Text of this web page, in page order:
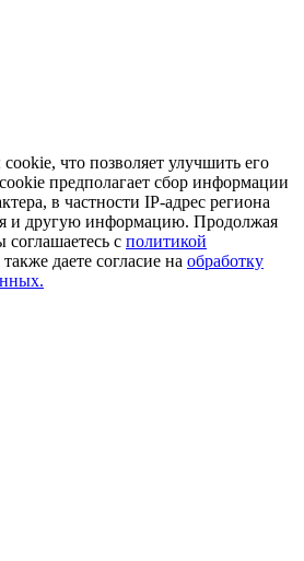
что позволяет улучшить его
предполагает сбор информации
в частности IP-адрес региона
и другую информацию. Продолжая
соглашаетесь с политикой
также даете согласие на обработку